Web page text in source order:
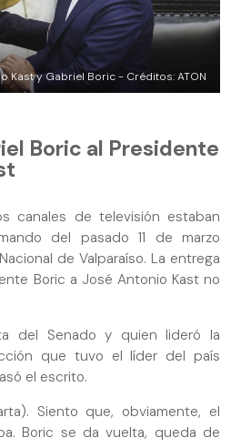
Kast y Gabriel Boric - Créditos: ATON
Boric al Presidente
canales de televisión estaban
del pasado 11 de marzo
de Valparaíso. La entrega
Boric a José Antonio Kast no
del Senado y quien lideró la
que tuvo el líder del país
el escrito.
Siento que, obviamente, el
Boric se da vuelta, queda de